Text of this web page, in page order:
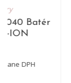
Batér
ION
DPH